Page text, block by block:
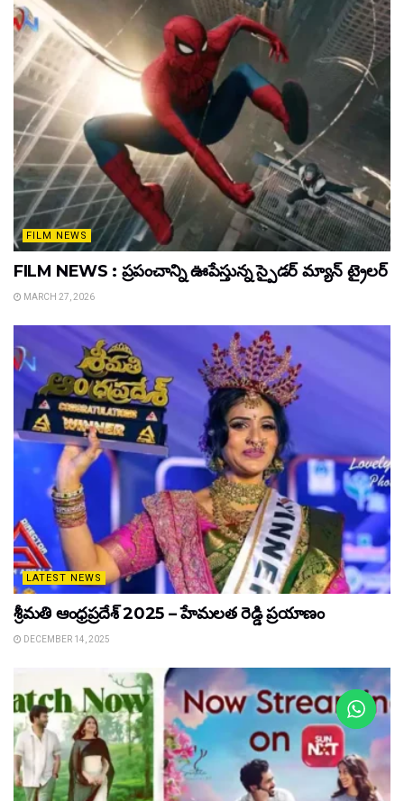
FILM NEWS
FILM NEWS : ప్రపంచాన్ని ఊపేస్తున్న స్పైడర్ మ్యాన్ ట్రైలర్
MARCH 27, 2026
LATEST NEWS
శ్రీమతి ఆంధ్రప్రదేశ్ 2025 – హేమలత రెడ్డి ప్రయాణం
DECEMBER 14, 2025